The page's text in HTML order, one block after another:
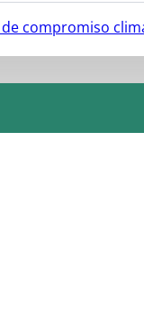
compromiso